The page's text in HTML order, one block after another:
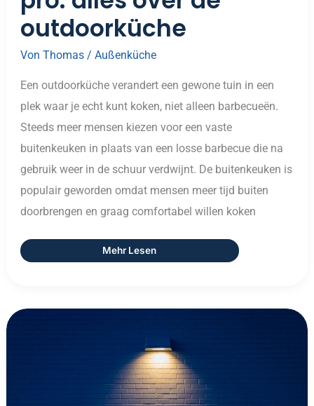
outdoorküche
Von Thomas / Außenküche
Een outdoorküche verandert een gewone tuin in een
plek waar je echt kunt koken, niet alleen barbecueën.
Steeds meer mensen kiezen voor een vaste
buitenkeuken in plaats van een losse barbecue die na
gebruik weer in de schuur verdwijnt. De buitenkeuken is
populair geworden omdat mensen meer tijd buiten
doorbrengen en graag comfortabel willen koken
Mehr Lesen
Licht
Brengt
Donkere
Tijden